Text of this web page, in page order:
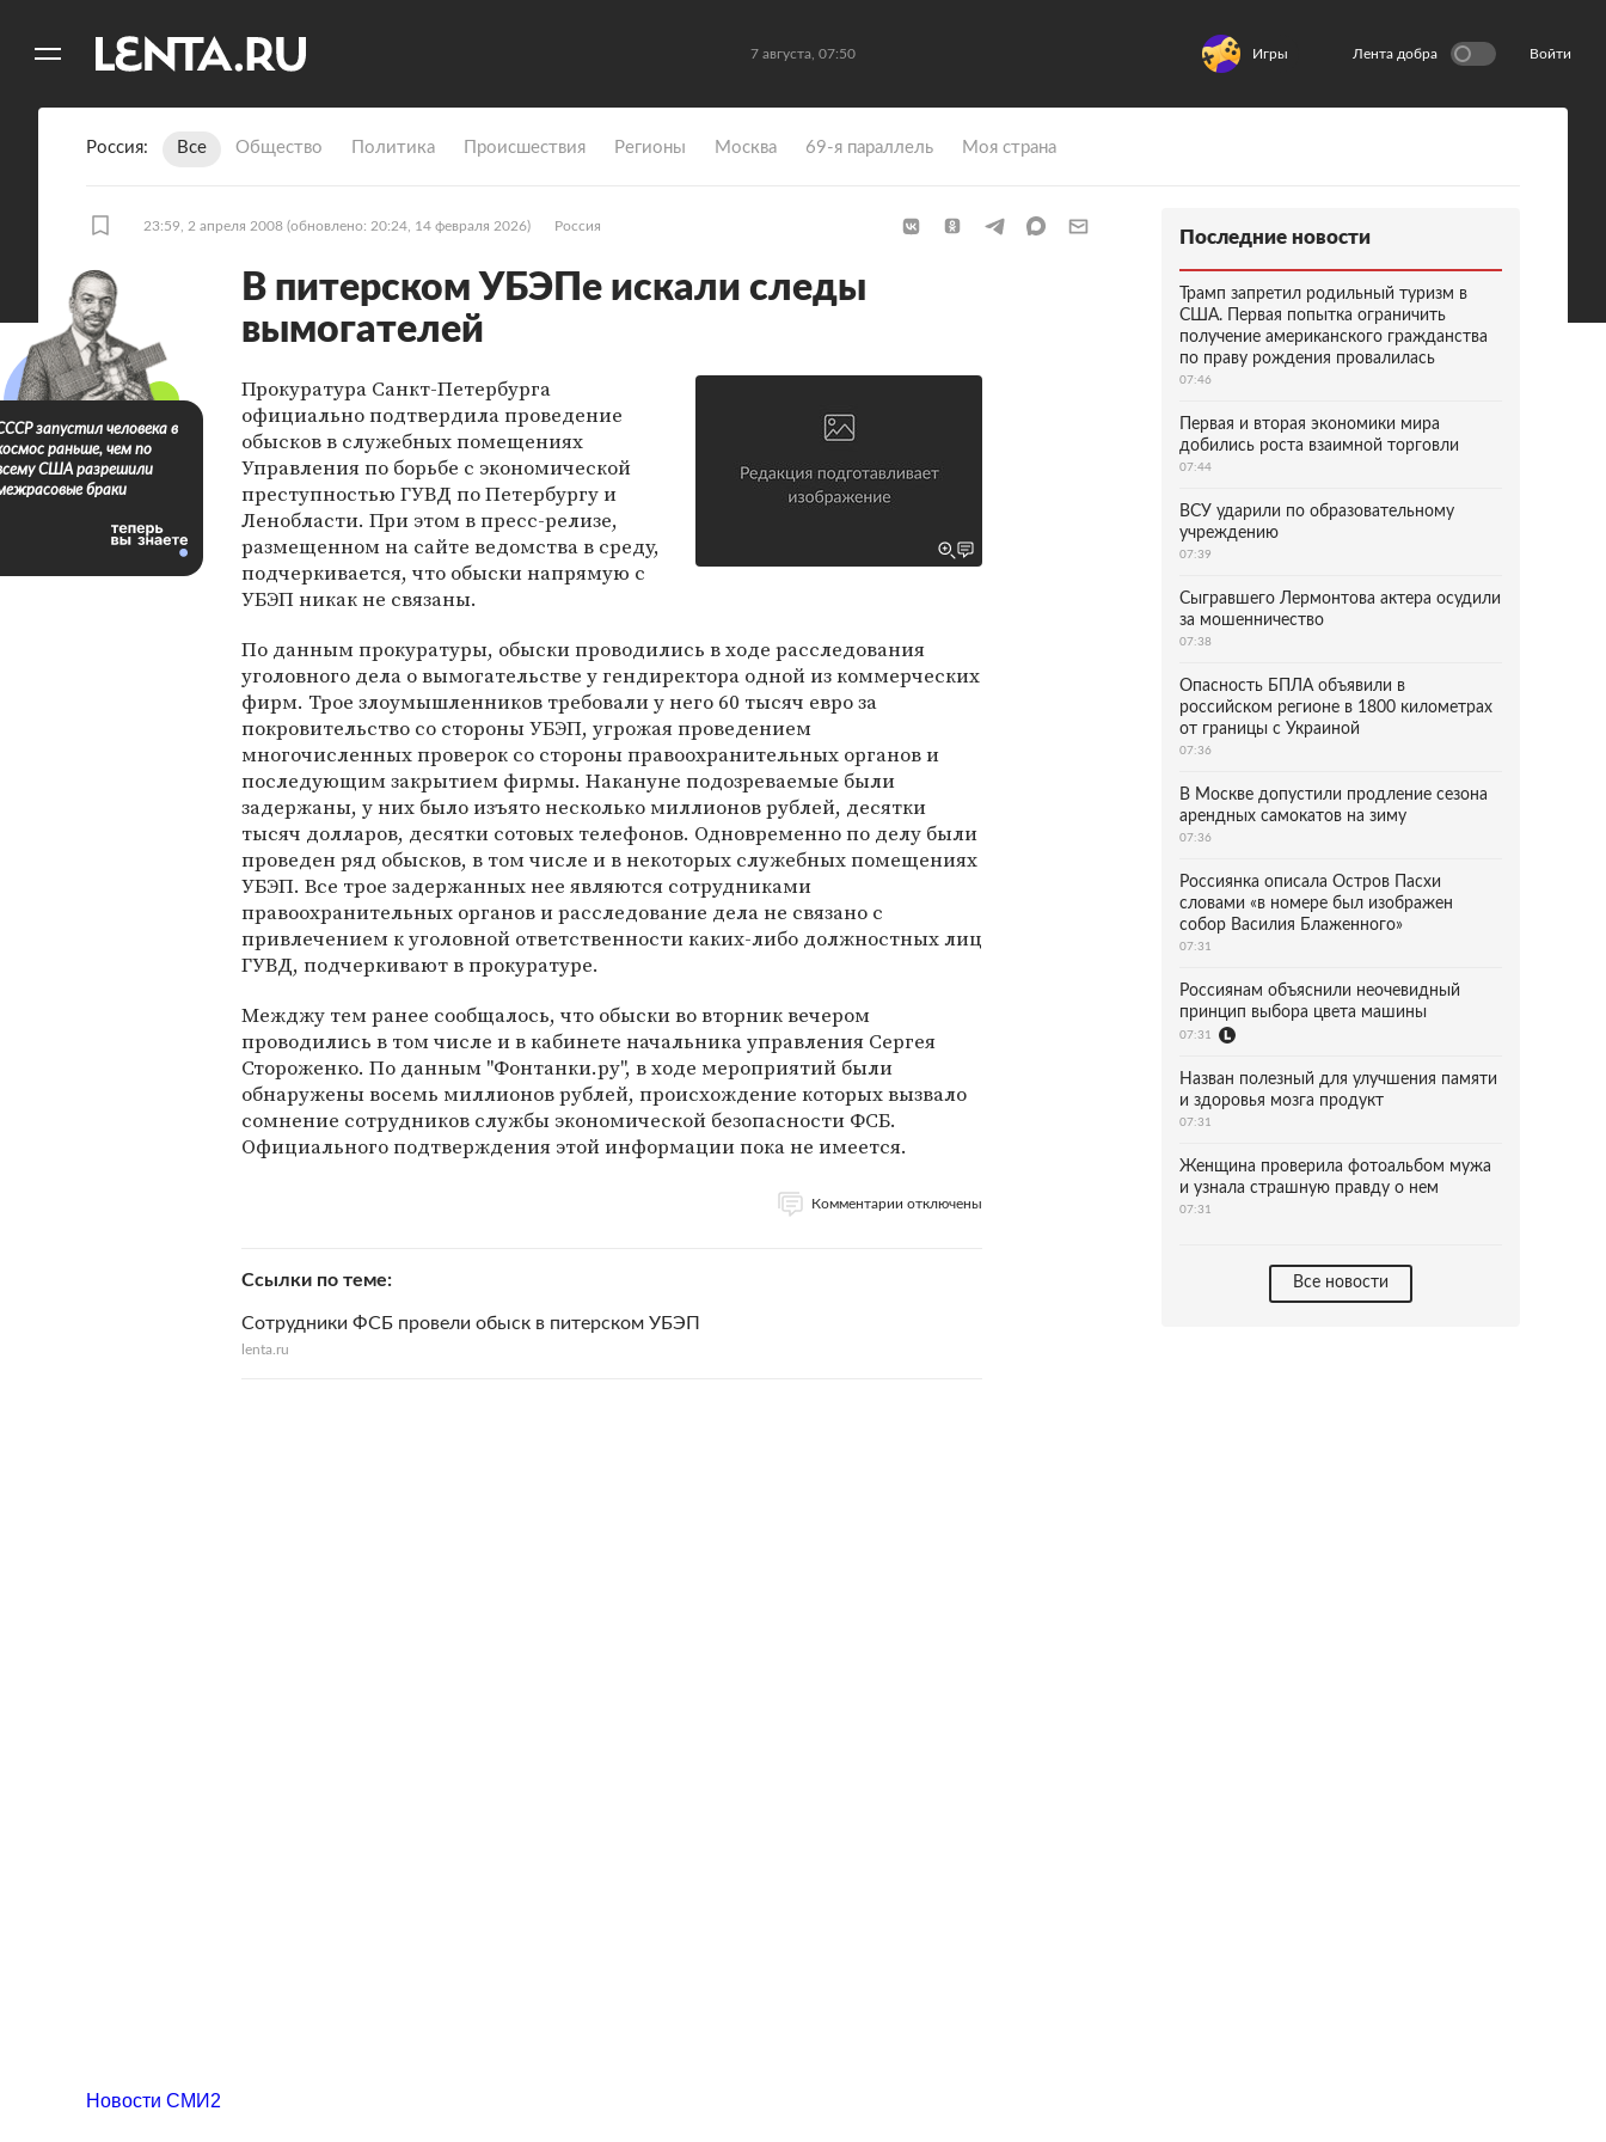
7 августа, 07:50 Игры Лента добра Войти
Россия Все Общество Политика Происшествия Регионы Москва 69-я параллель Моя страна
23:59, 2 апреля 2008 (обновлено: 20:24, 14 февраля 2026) Россия
В питерском УБЭПе искали следы
вымогателей
Прокуратура Санкт-Петербурга
официально подтвердила проведение
обысков в служебных помещениях
Управления по борьбе с экономической
преступностью ГУВД по Петербургу и
Ленобласти. При этом в пресс-релизе,
размещенном на сайте ведомства в среду,
подчеркивается, что обыски напрямую с
УБЭП никак не связаны.
По данным прокуратуры, обыски проводились в ходе расследования
уголовного дела о вымогательстве у гендиректора одной из коммерческих
фирм. Трое злоумышленников требовали у него 60 тысяч евро за
покровительство со стороны УБЭП, угрожая проведением
многочисленных проверок со стороны правоохранительных органов и
последующим закрытием фирмы. Накануне подозреваемые были
задержаны, у них было изъято несколько миллионов рублей, десятки
тысяч долларов, десятки сотовых телефонов. Одновременно по делу были
проведен ряд обысков, в том числе и в некоторых служебных помещениях
УБЭП. Все трое задержанных нее являются сотрудниками
правоохранительных органов и расследование дела не связано с
привлечением к уголовной ответственности каких-либо должностных лиц
ГУВД, подчеркивают в прокуратуре.
Межджу тем ранее сообщалось, что обыски во вторник вечером
проводились в том числе и в кабинете начальника управления Сергея
Стороженко. По данным "Фонтанки.ру", в ходе мероприятий были
обнаружены восемь миллионов рублей, происхождение которых вызвало
сомнение сотрудников службы экономической безопасности ФСБ.
Официального подтверждения этой информации пока не имеется.
Комментарии отключены
Ссылки по теме
Сотрудники ФСБ провели обыск в питерском УБЭП
lenta.ru
запустил человека в
раньше, чем по
США разрешили
браки
Последние новости
Трамп запретил родильный туризм в
США. Первая попытка ограничить
получение американского гражданства
по праву рождения провалилась
07:46
Первая и вторая экономики мира
добились роста взаимной торговли
07:44
ВСУ ударили по образовательному
учреждению
07:39
Сыгравшего Лермонтова актера осудили
за мошенничество
07:38
Опасность БПЛА объявили в
российском регионе в 1800 километрах
от границы с Украиной
07:36
В Москве допустили продление сезона
арендных самокатов на зиму
07:36
Россиянка описала Остров Пасхи
словами «в номере был изображен
собор Василия Блаженного»
07:31
Россиянам объяснили неочевидный
принцип выбора цвета машины
07:31
Назван полезный для улучшения памяти
и здоровья мозга продукт
07:31
Женщина проверила фотоальбом мужа
и узнала страшную правду о нем
07:31
Все новости
Новости СМИ2